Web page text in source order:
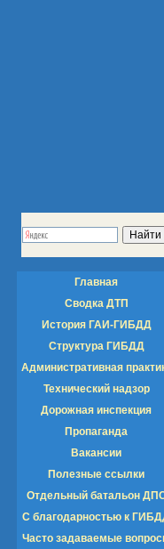
Главная
Сводка ДТП
История ГАИ-ГИБДД
Структура ГИБДД
Административная
Технический надзор
Дорожная инспекция
Пропаганда
Вакансии
Полезные ссылки
Отдельный батальон
С благодарностью к
Часто задаваемые